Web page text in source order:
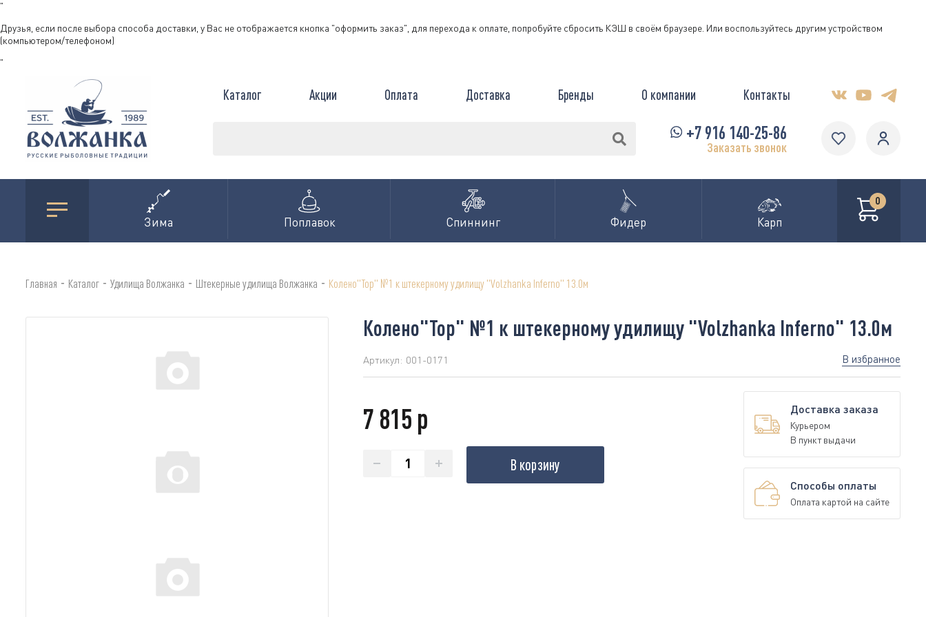
"
Друзья, если после выбора способа доставки, у Вас не отображается кнопка "оформить заказ", для перехода к оплате, попробуйте сбросить КЭШ в своём браузере. Или воспользуйтесь другим устройством
(компьютером/телефоном)
"
Каталог Акции Оплата Доставка Бренды О компании Контакты
+7 916 140-25-86
Заказать звонок
Зима Поплавок Спиннинг Фидер Карп
0
Главная - Каталог - Удилища Волжанка - Штекерные удилища Волжанка - Колено"Top" №1 к штекерному удилищу "Volzhanka Inferno" 13.0м
Колено"Top" №1 к штекерному удилищу "Volzhanka Inferno" 13.0м
Артикул: 001-0171 В избранное
7 815 р
В корзину
Доставка заказа
Курьером
В пункт выдачи
Способы оплаты
Оплата картой на сайте